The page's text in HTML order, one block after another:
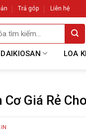
Trả góp Liên hệ
LOA
Cơ Giá Rẻ